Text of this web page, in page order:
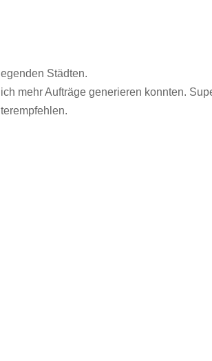
Städten.
mehr Aufträge generieren konnten.